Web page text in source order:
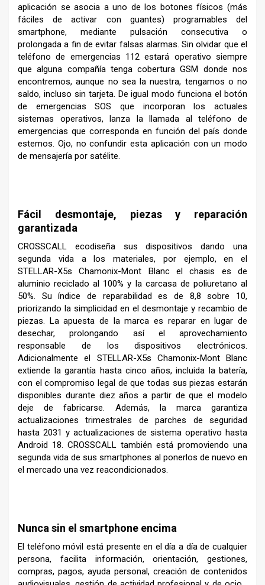
aplicación se asocia a uno de los botones físicos (más
fáciles de activar con guantes) programables del
smartphone, mediante pulsación consecutiva o
prolongada a fin de evitar falsas alarmas. Sin olvidar que el
teléfono de emergencias 112 estará operativo siempre
que alguna compañía tenga cobertura GSM donde nos
encontremos, aunque no sea la nuestra, tengamos o no
saldo, incluso sin tarjeta. De igual modo funciona el botón
de emergencias SOS que incorporan los actuales
sistemas operativos, lanza la llamada al teléfono de
emergencias que corresponda en función del país donde
estemos. Ojo, no confundir esta aplicación con un modo
de mensajería por satélite.
Fácil desmontaje, piezas y reparación
garantizada
CROSSCALL ecodiseña sus dispositivos dando una
segunda vida a los materiales, por ejemplo, en el
STELLAR-X5s Chamonix-Mont Blanc el chasis es de
aluminio reciclado al 100% y la carcasa de poliuretano al
50%. Su índice de reparabilidad es de 8,8 sobre 10,
priorizando la simplicidad en el desmontaje y recambio de
piezas. La apuesta de la marca es reparar en lugar de
desechar, prolongando así el aprovechamiento
responsable de los dispositivos electrónicos.
Adicionalmente el STELLAR-X5s Chamonix-Mont Blanc
extiende la garantía hasta cinco años, incluida la batería,
con el compromiso legal de que todas sus piezas estarán
disponibles durante diez años a partir de que el modelo
deje de fabricarse. Además, la marca garantiza
actualizaciones trimestrales de parches de seguridad
hasta 2031 y actualizaciones de sistema operativo hasta
Android 18. CROSSCALL también está promoviendo una
segunda vida de sus smartphones al ponerlos de nuevo en
el mercado una vez reacondicionados.
Nunca sin el smartphone encima
El teléfono móvil está presente en el día a día de cualquier
persona, facilita información, orientación, gestiones,
compras, pagos, ayuda personal, creación de contenidos